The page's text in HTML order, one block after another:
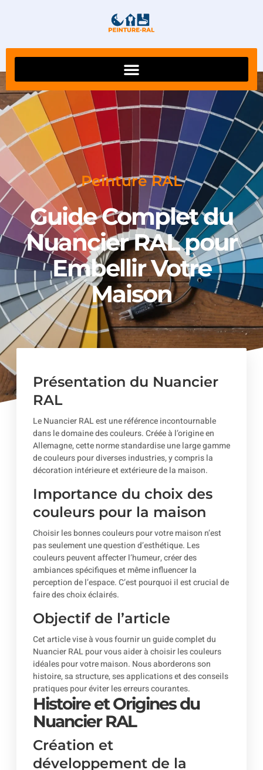
Peinture RAL
Guide Complet du
Nuancier RAL pour
Embellir Votre
Maison
Présentation du Nuancier
RAL
Le Nuancier RAL est une référence incontournable
dans le domaine des couleurs. Créée à l’origine en
Allemagne, cette norme standardise une large gamme
de couleurs pour diverses industries, y compris la
décoration intérieure et extérieure de la maison.
Importance du choix des
couleurs pour la maison
Choisir les bonnes couleurs pour votre maison n’est
pas seulement une question d’esthétique. Les
couleurs peuvent affecter l’humeur, créer des
ambiances spécifiques et même influencer la
perception de l’espace. C’est pourquoi il est crucial de
faire des choix éclairés.
Objectif de l’article
Cet article vise à vous fournir un guide complet du
Nuancier RAL pour vous aider à choisir les couleurs
idéales pour votre maison. Nous aborderons son
histoire, sa structure, ses applications et des conseils
pratiques pour éviter les erreurs courantes.
Histoire et Origines du
Nuancier RAL
Création et
développement de la